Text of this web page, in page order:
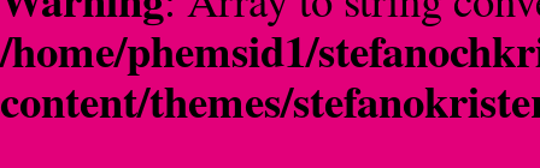
/home/phemsid1/
content/themes/